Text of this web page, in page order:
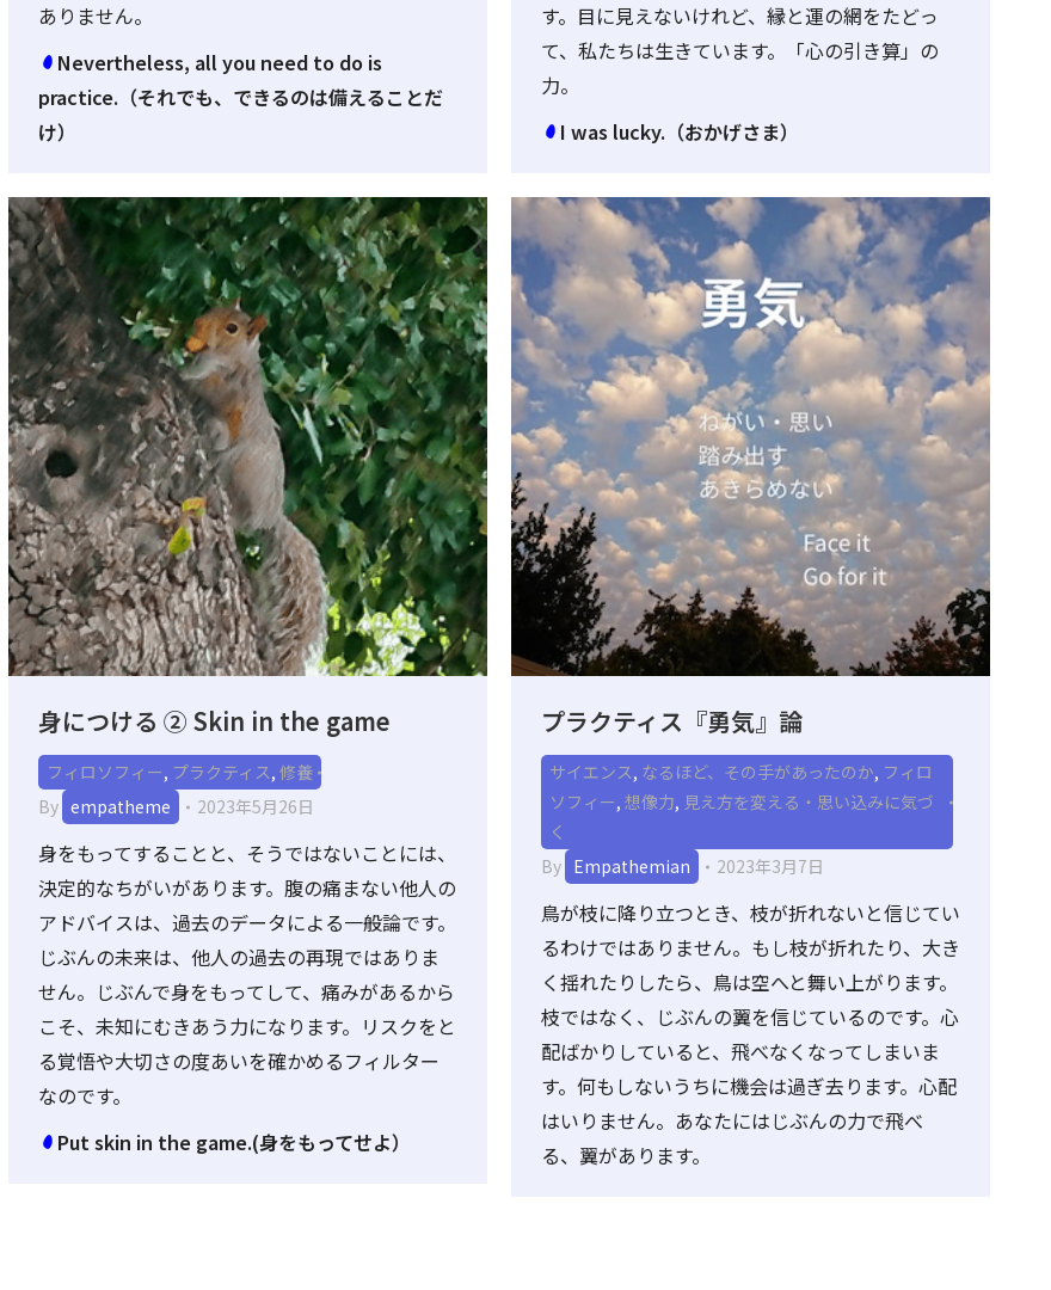
ありません。
Nevertheless, all you need to do is
practice.（それでも、できるのは備えることだ
け）
す。目に見えないけれど、縁と運の網をたどっ
て、私たちは生きています。「心の引き算」の
力。
I was lucky.（おかげさま）
身につける ② Skin in the game
フィロソフィー, プラクティス, 修養
By empatheme 2023年5月26日
身をもってすることと、そうではないことには、
決定的なちがいがあります。腹の痛まない他人の
アドバイスは、過去のデータによる一般論です。
じぶんの未来は、他人の過去の再現ではありま
せん。じぶんで身をもってして、痛みがあるから
こそ、未知にむきあう力になります。リスクをと
る覚悟や大切さの度あいを確かめるフィルター
なのです。
Put skin in the game.(身をもってせよ）
プラクティス『勇気』論
サイエンス, なるほど、その手があったのか, フィロ
ソフィー, 想像力, 見え方を変える・思い込みに気づ
く
By Empathemian 2023年3月7日
鳥が枝に降り立つとき、枝が折れないと信じてい
るわけではありません。もし枝が折れたり、大き
く揺れたりしたら、鳥は空へと舞い上がります。
枝ではなく、じぶんの翼を信じているのです。心
配ばかりしていると、飛べなくなってしまいま
す。何もしないうちに機会は過ぎ去ります。心配
はいりません。あなたにはじぶんの力で飛べ
る、翼があります。